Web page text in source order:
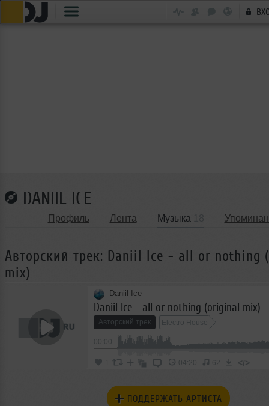
DANIIL ICE
Профиль Лента Музыка
Авторский трек: Daniil Ice - all or nothing
mix)
Daniil Ice
Daniil Ice - all or nothing (original mix)
Авторский трек Electro House
04:20 62 </>
ПОДДЕРЖАТЬ АРТИСТА